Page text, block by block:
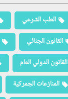
الطب الشرعي
القانون الجنائي
القانون الدولي العام
المنازعات الجمركية